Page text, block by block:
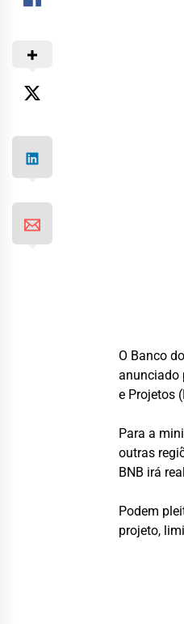
O Banco
anunciado
e Projetos
Para a
outras
BNB irá
Podem
projeto,